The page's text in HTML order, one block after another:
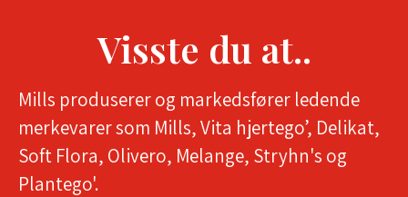
Visste du at..
Mills produserer og markedsfører ledende
merkevarer som Mills, Vita hjertego’, Delikat,
Soft Flora, Olivero, Melange, Stryhn's og
Plantego'.